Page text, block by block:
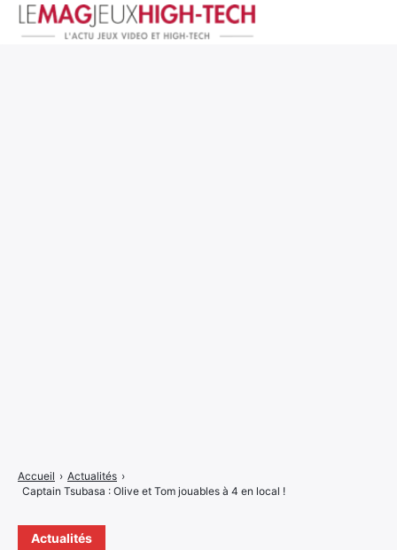
Actualités
Accueil › Actualités ›
Captain Tsubasa : Olive et Tom jouables à 4 en local !